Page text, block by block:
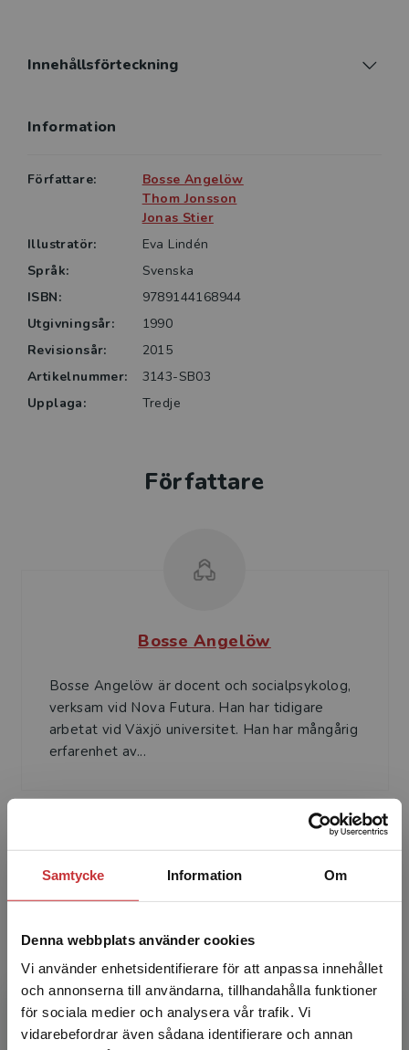
Samtycke Information Om
Denna webbplats använder cookies
Vi använder enhetsidentifierare för att anpassa innehållet
och annonserna till användarna, tillhandahålla funktioner
för sociala medier och analysera vår trafik. Vi
vidarebefordrar även sådana identifierare och annan
Begränsad fraktregion
utbildningar inom skol-, vård-, omsorgs- och
Innehållsförteckning
Information
Författare:
Bosse Angelöw
Thom Jonsson
Jonas Stier
Illustratör:
Eva Lindén
Språk:
Svenska
ISBN:
9789144168944
Utgivningsår:
1990
Revisionsår:
2015
Artikelnummer:
3143-SB03
Upplaga:
Tredje
Författare
Bosse Angelöw
Bosse Angelöw är docent och socialpsykolog,
verksam vid Nova Futura. Han har tidigare
arbetat vid Växjö universitet. Han har mångårig
erfarenhet av...
Thom Jonsson var fram till sin död 2014
verksam som lärare och forskare i
socialpsykologi vid Linnéuniversitetet.